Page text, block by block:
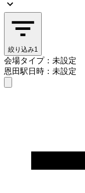
絞り込み1
会場タイプ：未設定
恩田駅日時：未設定